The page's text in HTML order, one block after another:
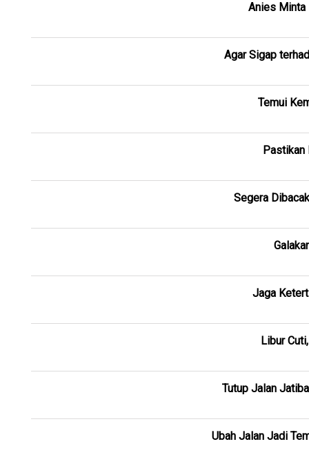
Anies Minta
Agar Sigap
Temui
Pastikan
Segera
Jaga
Libur
Tutup Jalan
Ubah Jalan Jadi